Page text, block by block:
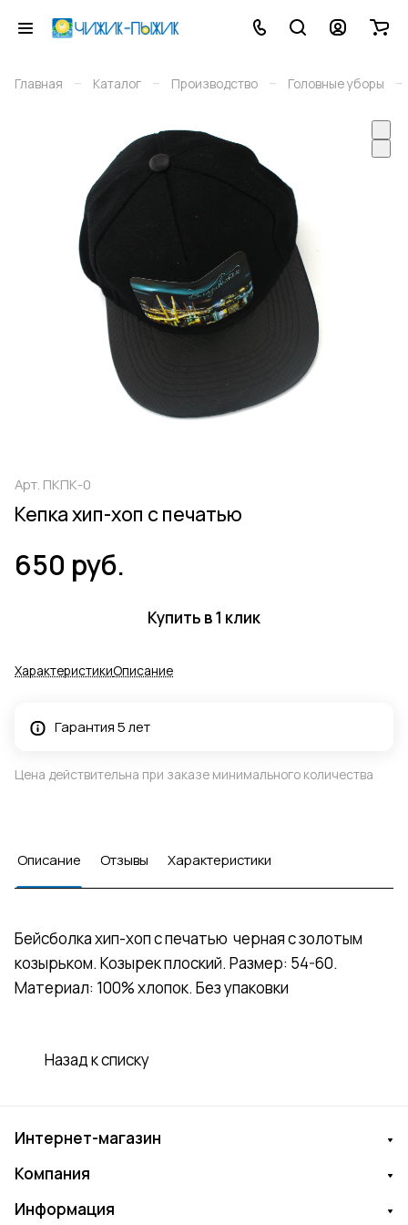
Главная – Каталог – Производство – Головные уборы –
Арт. ПКПК-0
Кепка хип-хоп с печатью
650 руб.
Купить в 1 клик
ХарактеристикиОписание
Гарантия 5 лет
Цена действительна при заказе минимального количества
Описание Отзывы Характеристики
Бейсболка хип-хоп с печатью черная с золотым
козырьком. Козырек плоский. Размер: 54-60.
Материал: 100% хлопок. Без упаковки
Назад к списку
Интернет-магазин
Компания
Информация